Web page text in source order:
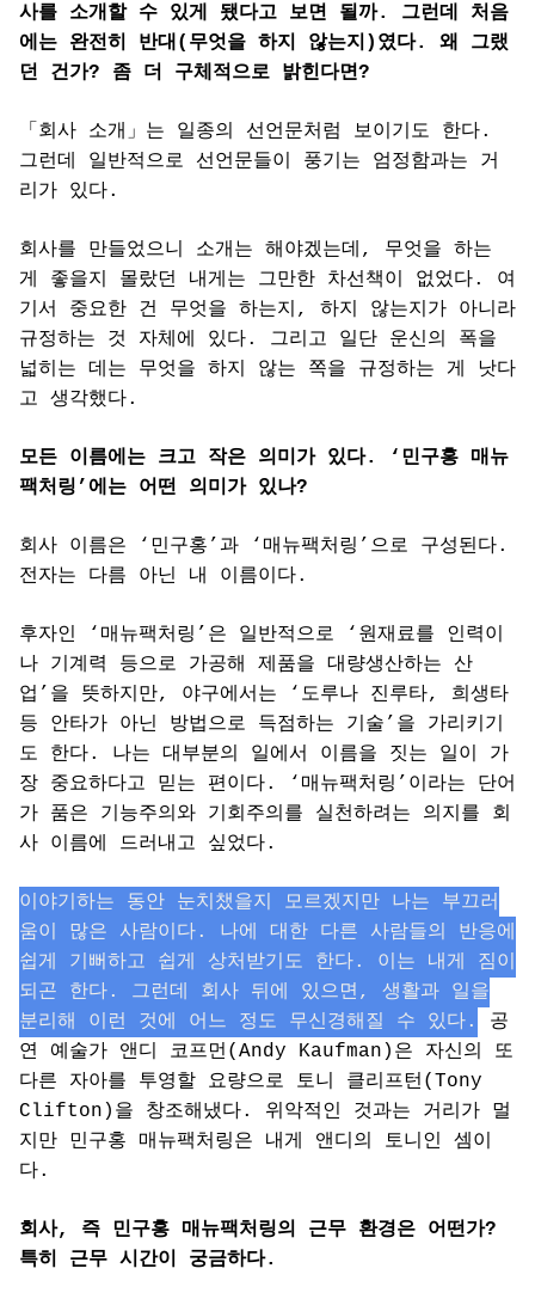
사를 소개할 수 있게 됐다고 보면 될까. 그런데 처음
에는 완전히 반대(무엇을 하지 않는지)였다. 왜 그랬
던 건가? 좀 더 구체적으로 밝힌다면?
「회사 소개」는 일종의 선언문처럼 보이기도 한다.
그런데 일반적으로 선언문들이 풍기는 엄정함과는 거
리가 있다.
회사를 만들었으니 소개는 해야겠는데, 무엇을 하는
게 좋을지 몰랐던 내게는 그만한 차선책이 없었다. 여
기서 중요한 건 무엇을 하는지, 하지 않는지가 아니라
규정하는 것 자체에 있다. 그리고 일단 운신의 폭을
넓히는 데는 무엇을 하지 않는 쪽을 규정하는 게 낫다
고 생각했다.
모든 이름에는 크고 작은 의미가 있다. ‘민구홍 매뉴
팩처링’에는 어떤 의미가 있나?
회사 이름은 ‘민구홍’과 ‘매뉴팩처링’으로 구성된다.
전자는 다름 아닌 내 이름이다.
후자인 ‘매뉴팩처링’은 일반적으로 ‘원재료를 인력이
나 기계력 등으로 가공해 제품을 대량생산하는 산
업’을 뜻하지만, 야구에서는 ‘도루나 진루타, 희생타
등 안타가 아닌 방법으로 득점하는 기술’을 가리키기
도 한다. 나는 대부분의 일에서 이름을 짓는 일이 가
장 중요하다고 믿는 편이다. ‘매뉴팩처링’이라는 단어
가 품은 기능주의와 기회주의를 실천하려는 의지를 회
사 이름에 드러내고 싶었다.
이야기하는 동안 눈치챘을지 모르겠지만 나는 부끄러
움이 많은 사람이다. 나에 대한 다른 사람들의 반응에
쉽게 기뻐하고 쉽게 상처받기도 한다. 이는 내게 짐이
되곤 한다. 그런데 회사 뒤에 있으면, 생활과 일을
분리해 이런 것에 어느 정도 무신경해질 수 있다.
공
연 예술가 앤디 코프먼(Andy Kaufman)은 자신의 또
다른 자아를 투영할 요량으로 토니 클리프턴(Tony
Clifton)을 창조해냈다. 위악적인 것과는 거리가 멀
지만 민구홍 매뉴팩처링은 내게 앤디의 토니인 셈이
다.
회사, 즉 민구홍 매뉴팩처링의 근무 환경은 어떤가?
특히 근무 시간이 궁금하다.